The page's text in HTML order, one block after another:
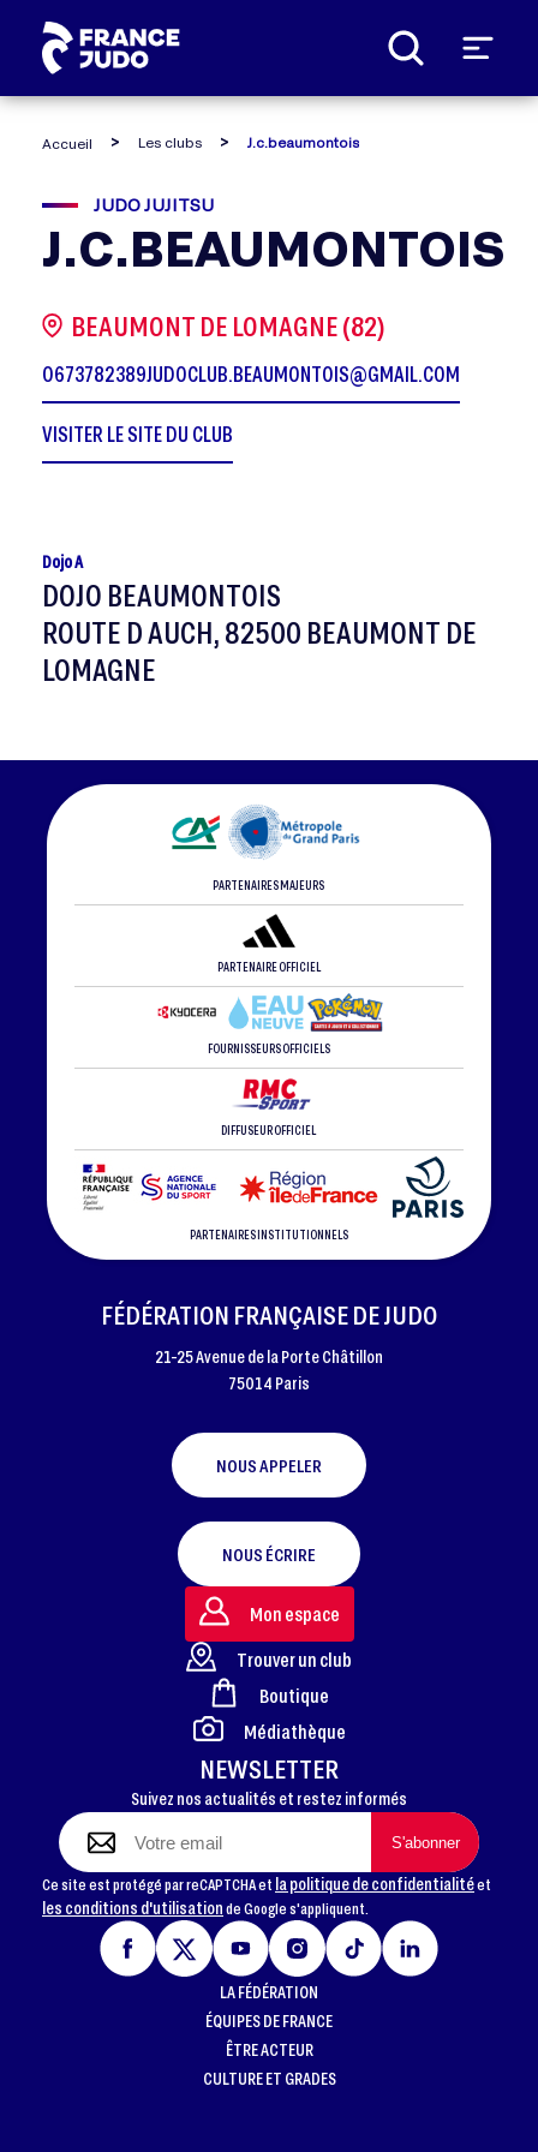
Accueil Les clubs J.c.beaumontois
JUDO JUJITSU
J.C.BEAUMONTOIS
BEAUMONT DE LOMAGNE (82)
0673782389JUDOCLUB.BEAUMONTOIS@GMAIL.COM
VISITER LE SITE DU CLUB
Dojo A
DOJO BEAUMONTOIS
ROUTE D AUCH, 82500 BEAUMONT DE
LOMAGNE
PARTENAIRES MAJEURS
PARTENAIRE OFFICIEL
FOURNISSEURS OFFICIELS
DIFFUSEUR OFFICIEL
PARTENAIRES INSTITUTIONNELS
FOOTER
FÉDÉRATION FRANÇAISE DE JUDO
21-25 Avenue de la Porte Châtillon
75014 Paris
NOUS APPELER
NOUS ÉCRIRE
NEWSLETTER
Suivez nos actualités et restez informés
Ce site est protégé par reCAPTCHA et la politique de confidentialitéet
les conditions d'utilisationde Google s'appliquent.
Mon espace
Trouver un club
Boutique
Médiathèque
LA FÉDÉRATION
ÉQUIPES DE FRANCE
ÊTRE ACTEUR
CULTURE ET GRADES